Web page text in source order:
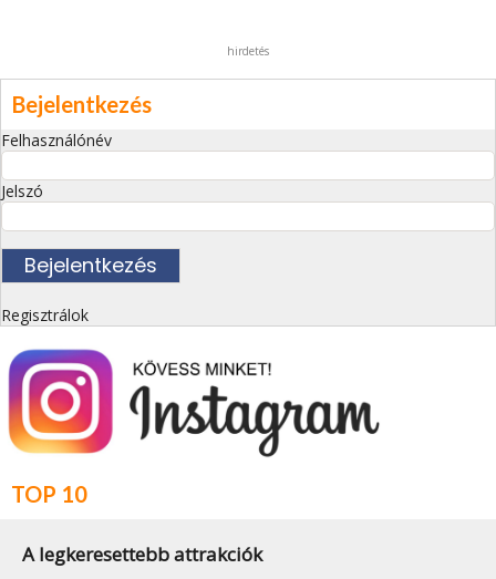
hirdetés
Bejelentkezés
Felhasználónév
Jelszó
Regisztrálok
TOP 10
A legkeresettebb attrakciók